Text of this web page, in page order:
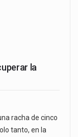
la
racha de cinco
tanto, en la